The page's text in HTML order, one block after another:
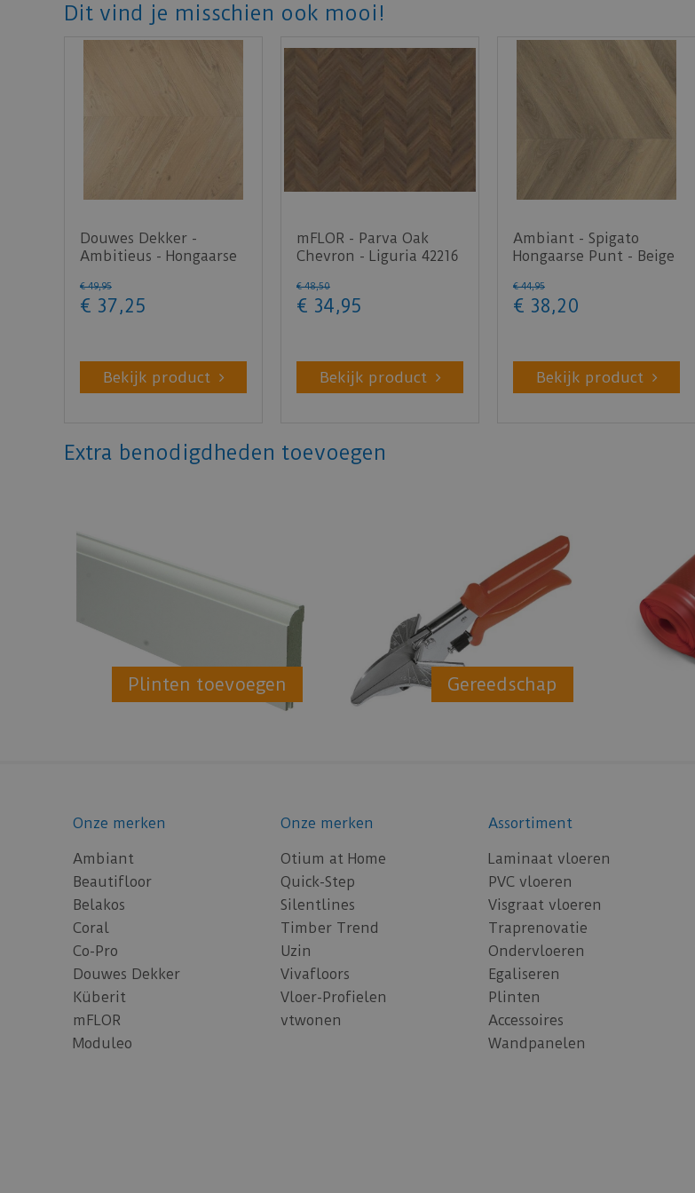
Dit vind je misschien ook mooi!
Douwes Dekker -
Ambitieus - Hongaarse
078…
€ 49,95
€ 37,25
Bekijk product
mFLOR - Parva Oak
Chevron - Liguria 42216
€ 48,50
€ 34,95
Bekijk product
Ambiant - Spigato
Hongaarse Punt - Beige
€ 44,95
€ 38,20
Bekijk product
Extra benodigdheden toevoegen
Plinten toevoegen Gereedschap
Onze merken
Ambiant
Beautifloor
Belakos
Coral
Co-Pro
Douwes Dekker
Küberit
mFLOR
Moduleo
Onze merken
Otium at Home
Quick-Step
Silentlines
Timber Trend
Uzin
Vivafloors
Vloer-Profielen
vtwonen
Assortiment
Laminaat vloeren
PVC vloeren
Visgraat vloeren
Traprenovatie
Ondervloeren
Egaliseren
Plinten
Accessoires
Wandpanelen